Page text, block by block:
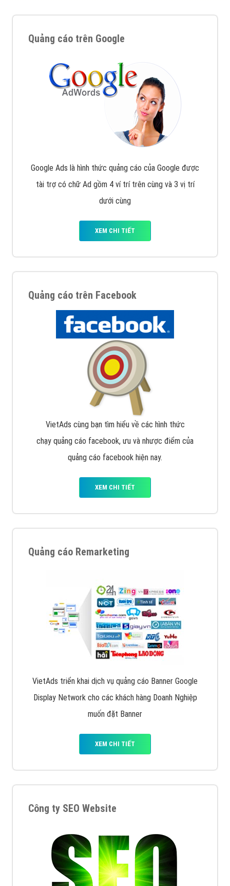
Quảng cáo trên Google
Google Ads là hình thức quảng cáo của Google được
tài trợ có chữ Ad gồm 4 ví trí trên cùng và 3 vị trí
dưới cùng
XEM CHI TIẾT
Quảng cáo trên Facebook
VietAds cùng bạn tìm hiểu về các hình thức
chạy quảng cáo facebook, ưu và nhược điểm của
quảng cáo facebook hiện nay.
XEM CHI TIẾT
Quảng cáo Remarketing
VietAds triển khai dịch vụ quảng cáo Banner Google
Display Network cho các khách hàng Doanh Nghiệp
muốn đặt Banner
XEM CHI TIẾT
Công ty SEO Website